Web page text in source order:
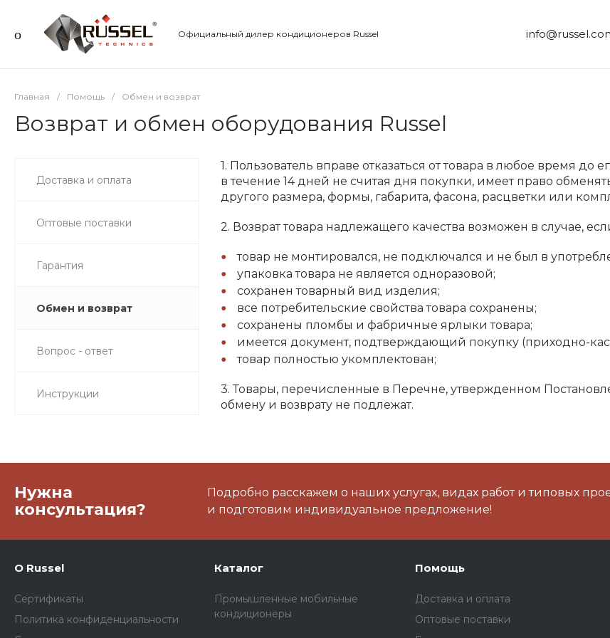
Официальный дилер кондиционеров Russel
Главная / Помощь / Обмен и возврат
Возврат и обмен оборудования Russel
Доставка и оплата
Оптовые поставки
Гарантия
Обмен и возврат
Вопрос - ответ
Инструкции
1. Пользователь вправе отказаться от товара в любое время до
в течение 14 дней не считая дня покупки, имеет право
другого размера, формы, габарита, фасона, расцветки или
2. Возврат товара надлежащего качества возможен в случае,
товар не монтировался, не подключался и не был в
упаковка товара не является одноразовой;
сохранен товарный вид изделия;
все потребительские свойства товара сохранены;
сохранены пломбы и фабричные ярлыки товара;
имеется документ, подтверждающий покупку (приходно-
товар полностью укомплектован;
3. Товары, перечисленные в Перечне, утвержденном
обмену и возврату не подлежат.
Нужна
консультация?
Подробно расскажем о наших услугах, видах работ и типовых
и подготовим индивидуальное предложение!
О Russel
Сертификаты
Политика конфиденциальности
Каталог
Промышленные мобильные
кондиционеры
Помощь
Доставка и оплата
Оптовые поставки